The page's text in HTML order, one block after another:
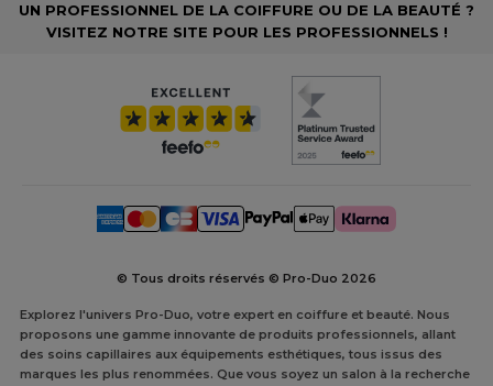
UN PROFESSIONNEL DE LA COIFFURE OU DE LA BEAUTÉ ?
VISITEZ NOTRE SITE POUR LES PROFESSIONNELS !
© Tous droits réservés © Pro-Duo 2026
Explorez l'univers Pro-Duo, votre expert en coiffure et beauté. Nous
proposons une gamme innovante de produits professionnels, allant
des soins capillaires aux équipements esthétiques, tous issus des
marques les plus renommées. Que vous soyez un salon à la recherche